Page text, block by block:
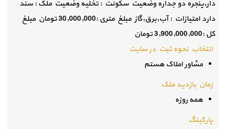
دار,پنجره دو جداره وضعیت سکونت : تخلیه وضعیت ملک : سند
دارد امتیازات : آب,برق,گاز مبلغ متری :30,000,000 تومان مبلغ
کل :3,900,000,000 تومان
انتخاب نحوه ثبت در سایت
مشاور املاک هستم
زمان بازدید ملک
همه روزه
پارکینگ